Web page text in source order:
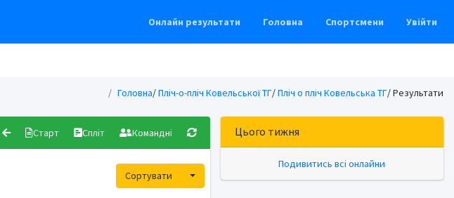
Онлайн результати Головна Спортсмени Увійти
Головна/Пліч-о-пліч Ковельської ТГ/Пліч о пліч Ковельська ТГ/ Результати
Старт Спліт Командні
Сортувати Toggle Dropdown
Цього тижня
Подивитись всі онлайни